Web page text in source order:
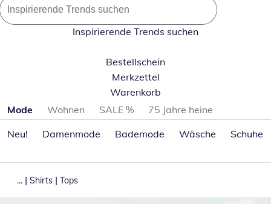
Inspirierende Trends suchen
Bestellschein
Merkzettel
Warenkorb
Produktkategorien überspringen
Mode Wohnen SALE %
75 Jahre heine
Neu!
Damenmode Bademode Wäsche Schuhe
... | Shirts | Tops